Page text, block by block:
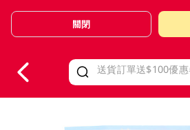
Valid Until 30 June 2026
關閉